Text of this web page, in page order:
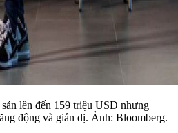
lên đến 159 triệu USD nhưng
động và giản dị. Ảnh: Bloomberg.